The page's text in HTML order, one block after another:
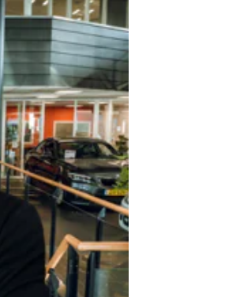
Pakket optioneel.